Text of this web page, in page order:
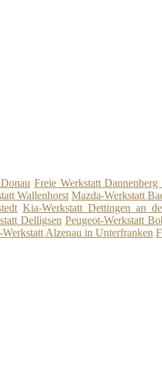
Freie Werkstatt Dannenberg
Wallenhorst Mazda-Werkstatt
Kia-Werkstatt Dettingen an
Delligsen Peugeot-Werkstatt
Alzenau in Unterfranken